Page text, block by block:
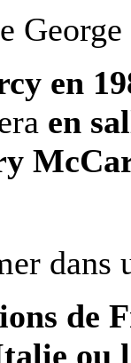
en
en
dans
de
ou